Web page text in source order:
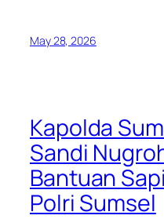
May 28, 2026
Kapolda
Sandi
Bantuan
Polri Sumsel